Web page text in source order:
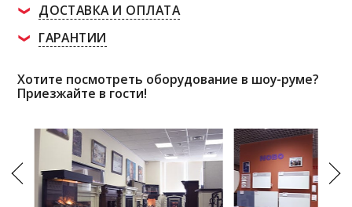
ДОСТАВКА И ОПЛАТА
ГАРАНТИИ
Хотите посмотреть оборудование в шоу-руме?
Приезжайте в гости!